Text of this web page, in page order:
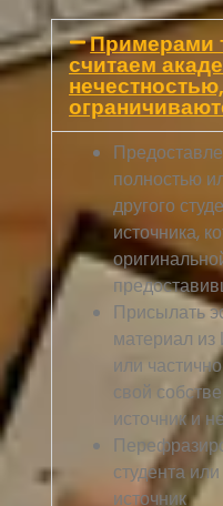
Примерами
считаем
полностью
другого
источника,
Присылать
материал из
или
свой
источник и
студента
источник